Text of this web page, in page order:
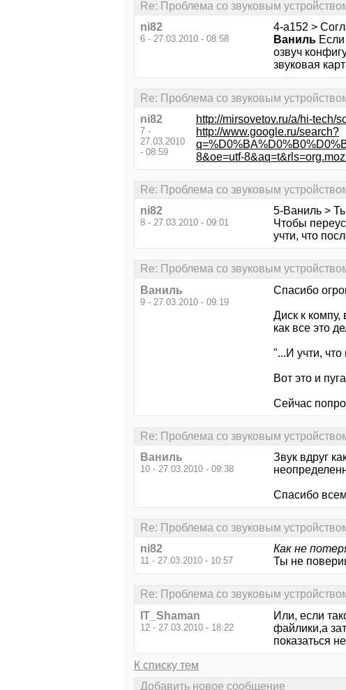
Re: Проблема со звуковым
ni82
6 - 27.03.2010 - 08:58
4-a152 >
Ваниль
озвуч
звуковая
Re: Проблема со звуковым
ni82
7 -
27.03.2010
- 08:59
http://mirsovetov.ru/a/hi-tech/
http://www.google.ru/search?
8&oe=utf-
Re: Проблема со звуковым
ni82
8 - 27.03.2010 - 09:01
5-Ваниль >
Чтобы
учти, что
Re: Проблема со звуковым
Ваниль
9 - 27.03.2010 - 09:19
Спасибо
Диск к компу,
как все это
"...И учти,
Вот это и
Сейчас
Re: Проблема со звуковым
Ваниль
10 - 27.03.2010 - 09:38
Звук вдруг
Спасибо
Re: Проблема со звуковым
ni82
11 - 27.03.2010 - 10:57
Как не
Ты не
Re: Проблема со звуковым
IT_Shaman
12 - 27.03.2010 - 18:22
Или, если
файлики,а
показаться
К списку тем
Добавить новое сообщение